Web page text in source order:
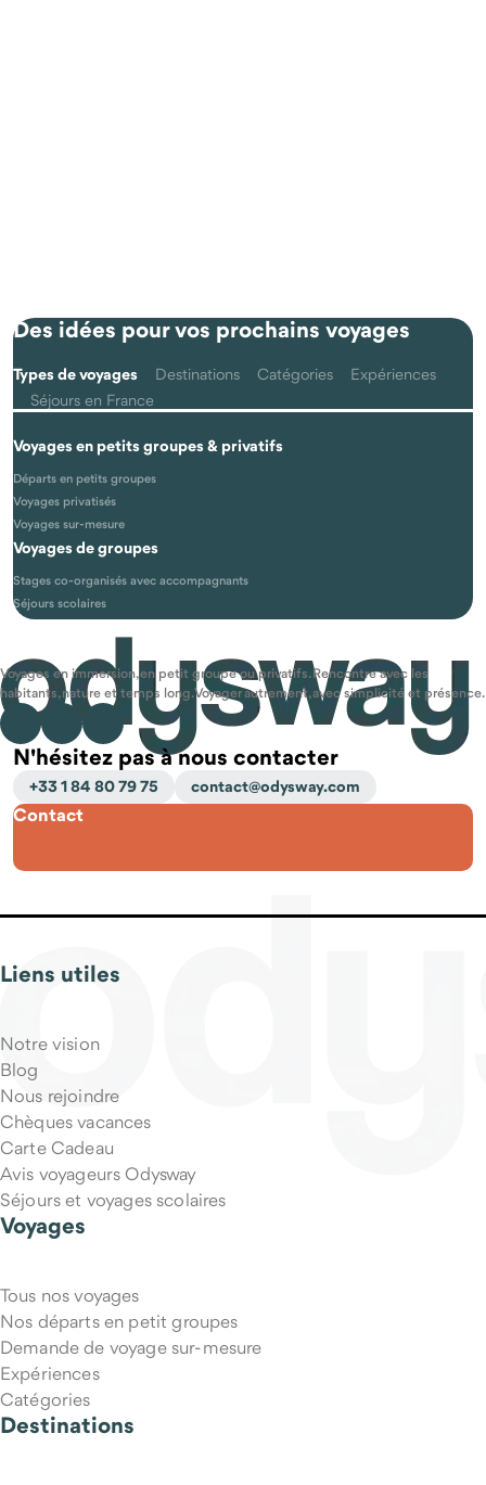
Des idées pour vos prochains voyages
Types de voyages Destinations Catégories
Expériences
Séjours en France
Voyages en petits groupes & privatifs
Départs en petits groupes
Voyages privatisés
Voyages sur-mesure
Voyages de groupes
Stages co-organisés avec accompagnants
Séjours scolaires
Voyages en immersion, en petit groupe ou privatifs. Rencontre avec les
habitants, nature et temps long. Voyager autrement, avec simplicité et présence.
N'hésitez pas à nous contacter
+33 1 84 80 79 75 contact@odysway.com
Contact
Liens utiles
Notre vision
Blog
Nous rejoindre
Chèques vacances
Carte Cadeau
Avis voyageurs Odysway
Séjours et voyages scolaires
Voyages
Tous nos voyages
Nos départs en petit groupes
Demande de voyage sur-mesure
Expériences
Catégories
Destinations